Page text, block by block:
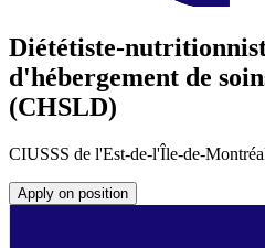
Diététiste-
d'hébergement de
(CHSLD)
CIUSSS de l'Est-de-l'Île-de-
Apply on position